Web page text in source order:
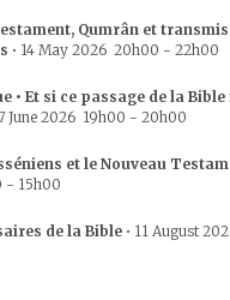
Qumrân et
• 14 May 2026 20h00 - 22h00
• Et si ce passage de la Bible
June 2026 19h00 - 20h00
et le Nouveau
- 15h00
de la Bible • 11 August